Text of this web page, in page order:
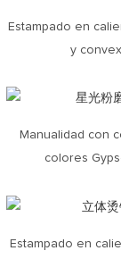
Estampado en
y
Manualidad con
colores
Estampado en